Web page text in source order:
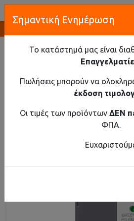
ΑΡΧΙΚΉ
ΥΛΙΚΌ ΡΆΓΑΣ
ΑΝΤΙΚΕΡΑΥΝΙΚΌ AC T3 48V ΜΕ
Αντικεραυνικό AC T3 48V
Σημαντική Ενημέρωση
Το κατάστημά μας είναι
Πωλήσεις μπορούν να
έκδοση
Οι τιμές των προϊόντων ΔΕΝ
ΦΠΑ.